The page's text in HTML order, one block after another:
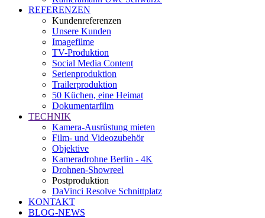
REFERENZEN
Kundenreferenzen
Unsere Kunden
Imagefilme
TV-Produktion
Social Media Content
Serienproduktion
Trailerproduktion
50 Küchen, eine Heimat
Dokumentarfilm
TECHNIK
Kamera-Ausrüstung mieten
Film- und Videozubehör
Objektive
Kameradrohne Berlin - 4K
Drohnen-Showreel
Postproduktion
DaVinci Resolve Schnittplatz
KONTAKT
BLOG-NEWS